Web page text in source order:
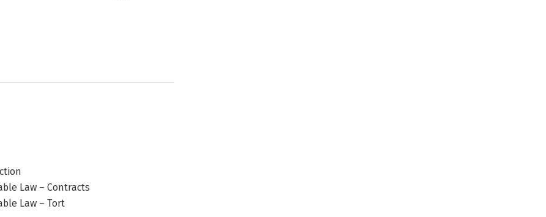
Law – Contracts
Law – Tort